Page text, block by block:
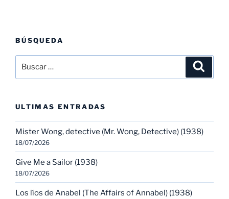
BÚSQUEDA
por:
ULTIMAS ENTRADAS
Mister Wong, detective (Mr. Wong, Detective) (1938)
18/07/2026
Give Me a Sailor (1938)
18/07/2026
Los líos de Anabel (The Affairs of Annabel) (1938)